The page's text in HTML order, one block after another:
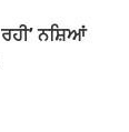
ਨਸ਼ਿਆਂ